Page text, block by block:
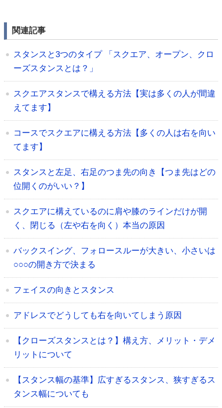
関連記事
スタンスと3つのタイプ 「スクエア、オープン、クロ
ーズスタンスとは？」
スクエアスタンスで構える方法【実は多くの人が間違
えてます】
コースでスクエアに構える方法【多くの人は右を向い
てます】
スタンスと左足、右足のつま先の向き【つま先はどの
位開くのがいい？】
スクエアに構えているのに肩や膝のラインだけが開
く、閉じる（左や右を向く）本当の原因
バックスイング、フォロースルーが大きい、小さいは
○○○の開き方で決まる
フェイスの向きとスタンス
アドレスでどうしても右を向いてしまう原因
【クローズスタンスとは？】構え方、メリット・デメ
リットについて
【スタンス幅の基準】広すぎるスタンス、狭すぎるス
タンス幅についても